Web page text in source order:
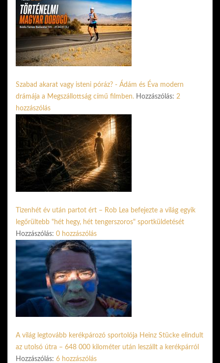
Szabad akarat vagy isteni póráz? - Ádám és Éva modern
drámája a Megszállottság című filmben. Hozzászólás: 2
hozzászólás
Tizenhét év után partot ért – Rob Lea befejezte a világ egyik
legőrültebb "hét hegy, hét tengerszoros" sportküldetését
Hozzászólás: 0 hozzászólás
A világ legtovább kerékpározó sportolója Heinz Stücke elindult
az utolsó útra – 648 000 kilométer után leszállt a kerékpárról
Hozzászólás: 6 hozzászólás